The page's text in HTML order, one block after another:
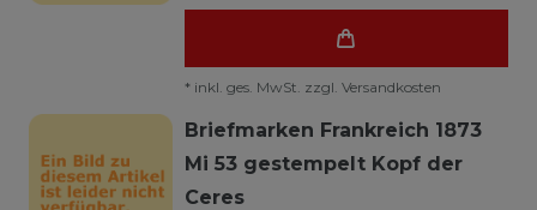
* inkl. ges. MwSt. zzgl. Versandkosten
Briefmarken Frankreich 1873
Mi 53 gestempelt Kopf der
Ceres